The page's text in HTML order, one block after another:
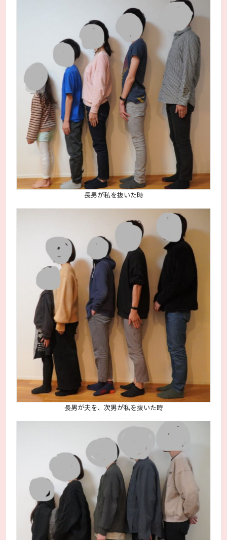
長男が私を抜いた時
長男が夫を、次男が私を抜いた時